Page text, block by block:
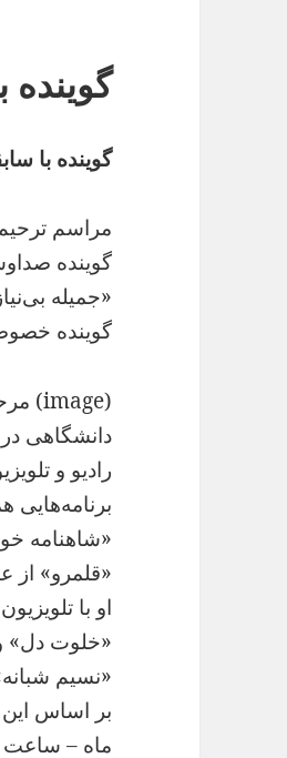
گوینده با
مراسم
گوینده
«جمیله
گوینده
رادیو و
برنامه‌هایی
«شاهنامه
«قلمرو» از
او با
«خلوت دل»
«نسیم
ماه – ساعت ۱۸ در مسجد رضا (ع) واقع در میدان نیلوفر برگزار